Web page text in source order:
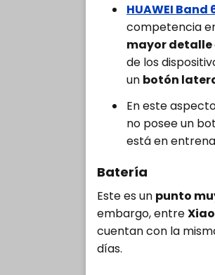
HUAWEI Band
competencia
mayor detalle
de los
un botón
En este
no posee un
está en
Batería
Este es un punto
embargo, entre
cuentan con la
días.